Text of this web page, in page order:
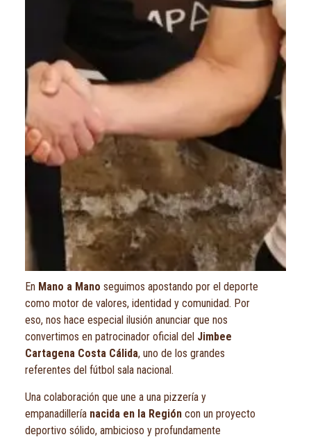
En Mano a Mano seguimos apostando por el deporte
como motor de valores, identidad y comunidad. Por
eso, nos hace especial ilusión anunciar que nos
convertimos en patrocinador oficial del Jimbee
Cartagena Costa Cálida, uno de los grandes
referentes del fútbol sala nacional.
Una colaboración que une a una pizzería y
empanadillería nacida en la Regióncon un proyecto
deportivo sólido, ambicioso y profundamente